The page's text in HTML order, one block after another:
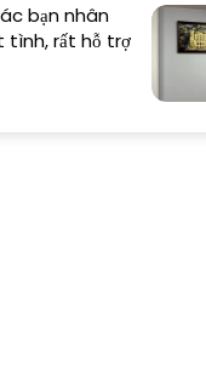
bạn nhân
tình, rất hỗ trợ